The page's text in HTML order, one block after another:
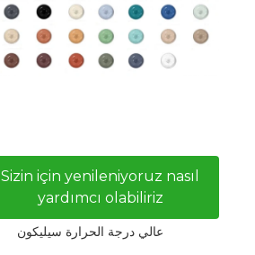
Sizin için yenileniyoruz nasıl
yardımcı olabiliriz
عالي درجة الحرارة سيليكون